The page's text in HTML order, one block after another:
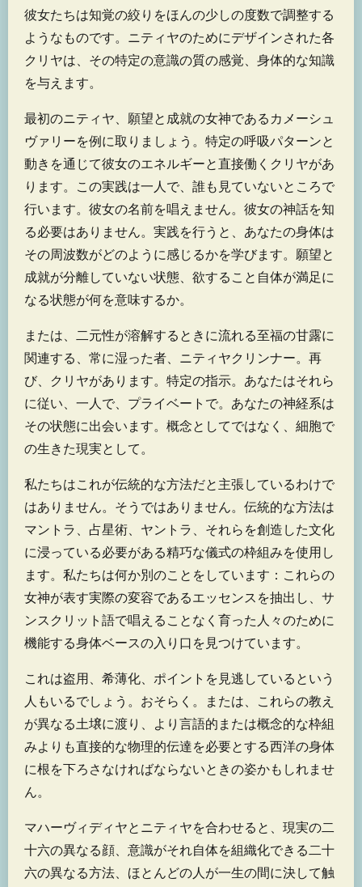
彼女たちは知覚の絞りをほんの少しの度数で調整する
ようなものです。ニティヤのためにデザインされた各
クリヤは、その特定の意識の質の感覚、身体的な知識
を与えます。
最初のニティヤ、願望と成就の女神であるカメーシュ
ヴァリーを例に取りましょう。特定の呼吸パターンと
動きを通じて彼女のエネルギーと直接働くクリヤがあ
ります。この実践は一人で、誰も見ていないところで
行います。彼女の名前を唱えません。彼女の神話を知
る必要はありません。実践を行うと、あなたの身体は
その周波数がどのように感じるかを学びます。願望と
成就が分離していない状態、欲すること自体が満足に
なる状態が何を意味するか。
または、二元性が溶解するときに流れる至福の甘露に
関連する、常に湿った者、ニティヤクリンナー。再
び、クリヤがあります。特定の指示。あなたはそれら
に従い、一人で、プライベートで。あなたの神経系は
その状態に出会います。概念としてではなく、細胞で
の生きた現実として。
私たちはこれが伝統的な方法だと主張しているわけで
はありません。そうではありません。伝統的な方法は
マントラ、占星術、ヤントラ、それらを創造した文化
に浸っている必要がある精巧な儀式の枠組みを使用し
ます。私たちは何か別のことをしています：これらの
女神が表す実際の変容であるエッセンスを抽出し、サ
ンスクリット語で唱えることなく育った人々のために
機能する身体ベースの入り口を見つけています。
これは盗用、希薄化、ポイントを見逃しているという
人もいるでしょう。おそらく。または、これらの教え
が異なる土壌に渡り、より言語的または概念的な枠組
みよりも直接的な物理的伝達を必要とする西洋の身体
に根を下ろさなければならないときの姿かもしれませ
ん。
マハーヴィディヤとニティヤを合わせると、現実の二
十六の異なる顔、意識がそれ自体を組織化できる二十
六の異なる方法、ほとんどの人が一生の間に決して触